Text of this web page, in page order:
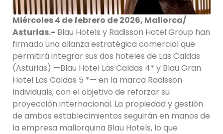
Miércoles 4 de febrero de 2026, Mallorca/
Asturias.- Blau Hotels y Radisson Hotel Group han
firmado una alianza estratégica comercial que
permitirá integrar sus dos hoteles de Las Caldas
(Asturias) —Blau Hotel Las Caldas 4* y Blau Gran
Hotel Las Caldas 5 *— en la marca Radisson
Individuals, con el objetivo de reforzar su
proyección internacional. La propiedad y gestión
de ambos establecimientos seguirán en manos de
la empresa mallorquina Blau Hotels, lo que